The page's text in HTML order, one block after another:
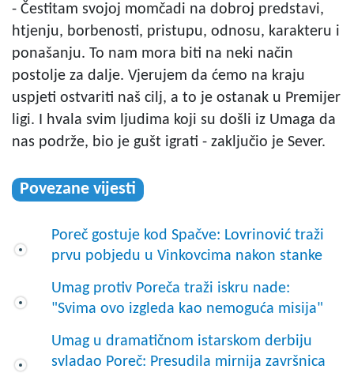
- Čestitam svojoj momčadi na dobroj predstavi,
htjenju, borbenosti, pristupu, odnosu, karakteru i
ponašanju. To nam mora biti na neki način
postolje za dalje. Vjerujem da ćemo na kraju
uspjeti ostvariti naš cilj, a to je ostanak u Premijer
ligi. I hvala svim ljudima koji su došli iz Umaga da
nas podrže, bio je gušt igrati - zaključio je Sever.
Povezane vijesti
Poreč gostuje kod Spačve: Lovrinović traži
prvu pobjedu u Vinkovcima nakon stanke
Umag protiv Poreča traži iskru nade:
"Svima ovo izgleda kao nemoguća misija"
Umag u dramatičnom istarskom derbiju
svladao Poreč: Presudila mirnija završnica